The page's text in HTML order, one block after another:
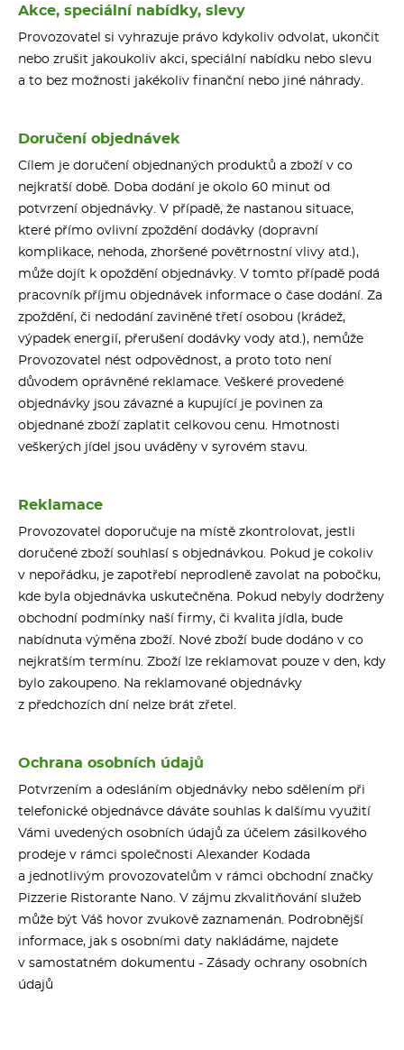
Akce, speciální nabídky, slevy
Provozovatel si vyhrazuje právo kdykoliv odvolat, ukončit
nebo zrušit jakoukoliv akci, speciální nabídku nebo slevu
a to bez možnosti jakékoliv finanční nebo jiné náhrady.
Doručení objednávek
Cílem je doručení objednaných produktů a zboží v co
nejkratší době. Doba dodání je okolo 60 minut od
potvrzení objednávky. V případě, že nastanou situace,
které přímo ovlivní zpoždění dodávky (dopravní
komplikace, nehoda, zhoršené povětrnostní vlivy atd.),
může dojít k opoždění objednávky. V tomto případě podá
pracovník příjmu objednávek informace o čase dodání. Za
zpoždění, či nedodání zaviněné třetí osobou (krádež,
výpadek energií, přerušení dodávky vody atd.), nemůže
Provozovatel nést odpovědnost, a proto toto není
důvodem oprávněné reklamace. Veškeré provedené
objednávky jsou závazné a kupující je povinen za
objednané zboží zaplatit celkovou cenu. Hmotnosti
veškerých jídel jsou uváděny v syrovém stavu.
Reklamace
Provozovatel doporučuje na místě zkontrolovat, jestli
doručené zboží souhlasí s objednávkou. Pokud je cokoliv
v nepořádku, je zapotřebí neprodleně zavolat na pobočku,
kde byla objednávka uskutečněna. Pokud nebyly dodrženy
obchodní podmínky naší firmy, či kvalita jídla, bude
nabídnuta výměna zboží. Nové zboží bude dodáno v co
nejkratším termínu. Zboží lze reklamovat pouze v den, kdy
bylo zakoupeno. Na reklamované objednávky
z předchozích dní nelze brát zřetel.
Ochrana osobních údajů
Potvrzením a odesláním objednávky nebo sdělením při
telefonické objednávce dáváte souhlas k dalšímu využití
Vámi uvedených osobních údajů za účelem zásilkového
prodeje v rámci společnosti Alexander Kodada
a jednotlivým provozovatelům v rámci obchodní značky
Pizzerie Ristorante Nano. V zájmu zkvalitňování služeb
může být Váš hovor zvukově zaznamenán. Podrobnější
informace, jak s osobními daty nakládáme, najdete
v samostatném dokumentu - Zásady ochrany osobních
údajů